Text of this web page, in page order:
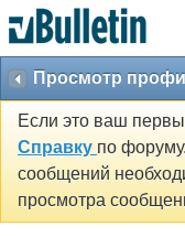
Просмотр
Если это ваш
Справку по
сообщений
просмотра